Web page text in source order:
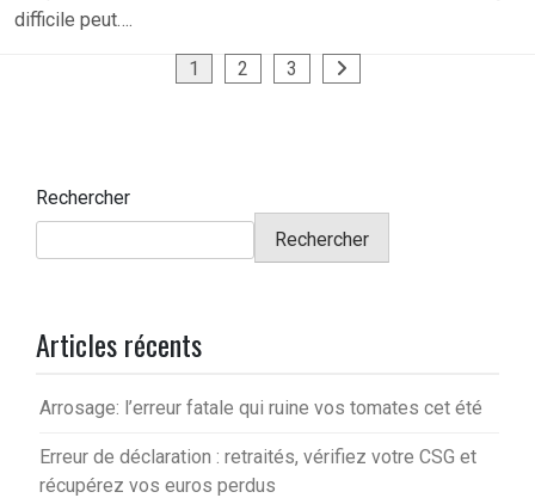
difficile peut….
1 2 3
Rechercher
Rechercher
Articles récents
Arrosage: l’erreur fatale qui ruine vos tomates cet été
Erreur de déclaration : retraités, vérifiez votre CSG et
récupérez vos euros perdus